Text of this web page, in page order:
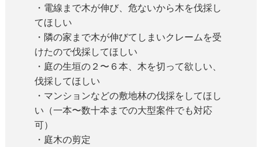
・電線まで木が伸び、危ないから木を伐採し
てほしい
・隣の家まで木が伸びてしまいクレームを受
けたので伐採してほしい
・庭の生垣の２〜６本、木を切って欲しい、
伐採してほしい
・マンションなどの敷地林の伐採をしてほし
い（一本〜数十本までの大型案件でも対応
可）
・庭木の剪定